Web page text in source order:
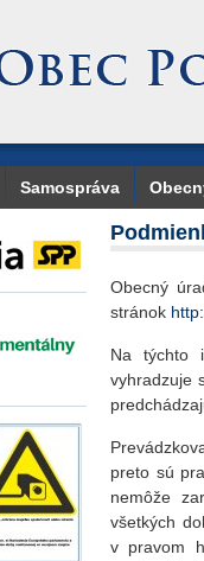
Samospráva
Obecný
stránok
Na týchto
vyhradzuje
preto sú
nemôže
všetkých
v pravom